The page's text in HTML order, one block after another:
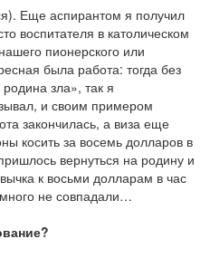
Еще аспирантом я получил
воспитателя в католическом
пионерского или
была работа: тогда без
зла», так я
и своим примером
закончилась, а виза еще
косить за восемь долларов в
вернуться на родину и
к восьми долларам в час
не совпадали…